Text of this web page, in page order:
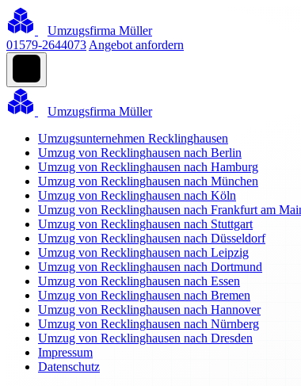
Umzugsfirma Müller
01579-2644073 Angebot anfordern
Umzugsfirma Müller
Umzugsunternehmen Recklinghausen
Umzug von Recklinghausen nach Berlin
Umzug von Recklinghausen nach Hamburg
Umzug von Recklinghausen nach München
Umzug von Recklinghausen nach Köln
Umzug von Recklinghausen nach Frankfurt am
Umzug von Recklinghausen nach Stuttgart
Umzug von Recklinghausen nach Düsseldorf
Umzug von Recklinghausen nach Leipzig
Umzug von Recklinghausen nach Dortmund
Umzug von Recklinghausen nach Essen
Umzug von Recklinghausen nach Bremen
Umzug von Recklinghausen nach Hannover
Umzug von Recklinghausen nach Nürnberg
Umzug von Recklinghausen nach Dresden
Impressum
Datenschutz